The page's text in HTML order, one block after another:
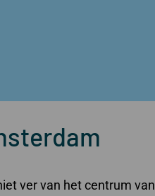
ver van het centrum van